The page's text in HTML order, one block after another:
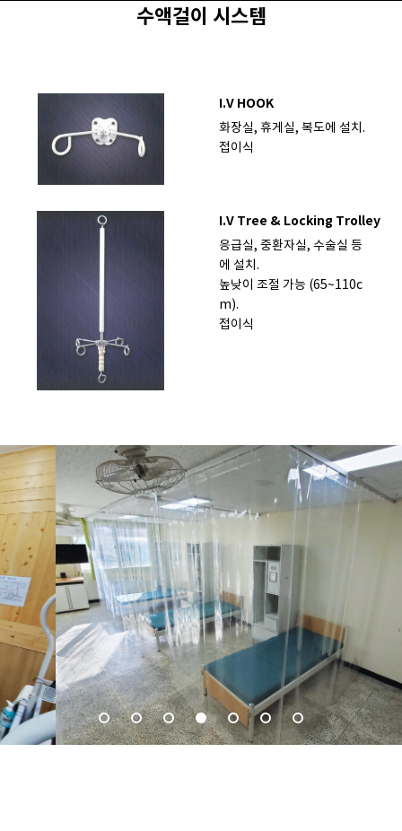
수액걸이 시스템
I.V HOOK
화장실, 휴게실, 복도에 설치.
접이식
I.V Tree & Locking Trolley
응급실, 중환자실, 수술실 등
에 설치.
높낮이 조절 가능 (65~110c
m).
접이식